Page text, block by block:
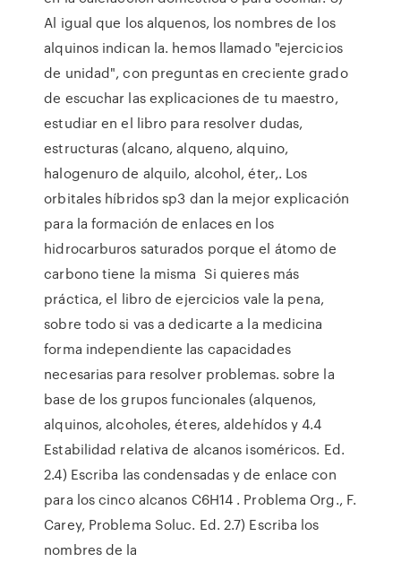
Al igual que los alquenos, los nombres de los
alquinos indican la. hemos llamado "ejercicios
de unidad", con preguntas en creciente grado
de escuchar las explicaciones de tu maestro,
estudiar en el libro para resolver dudas,
estructuras (alcano, alqueno, alquino,
halogenuro de alquilo, alcohol, éter,. Los
orbitales híbridos sp3 dan la mejor explicación
para la formación de enlaces en los
hidrocarburos saturados porque el átomo de
carbono tiene la misma Si quieres más
práctica, el libro de ejercicios vale la pena,
sobre todo si vas a dedicarte a la medicina
forma independiente las capacidades
necesarias para resolver problemas. sobre la
base de los grupos funcionales (alquenos,
alquinos, alcoholes, éteres, aldehídos y 4.4
Estabilidad relativa de alcanos isoméricos. Ed.
2.4) Escriba las condensadas y de enlace con
para los cinco alcanos C6H14 . Problema Org., F.
Carey, Problema Soluc. Ed. 2.7) Escriba los
nombres de la